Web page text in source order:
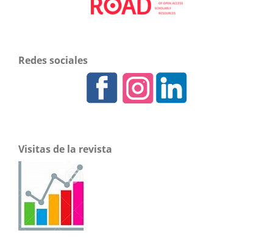
Redes sociales
Visitas de la revista